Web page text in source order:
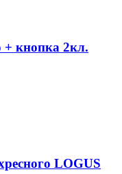
+ кнопка 2кл.
LOGUS